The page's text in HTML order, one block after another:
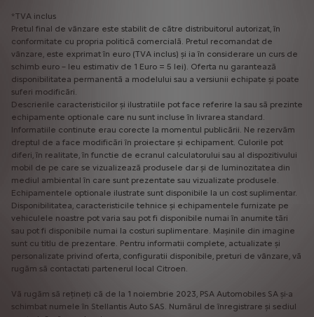
*TVA inclus
Pretul final de vânzare este stabilit de către distribuitorul autorizat, în
conformitate cu propria politică comercială. Pretul recomandat de
vânzare, este exprimat în euro (TVA inclus) și ia în considerare un curs de
schimb euro – leu estimativ de 1 Euro = 5 lei). Oferta nu garantează
disponibilitatea permanentă a modelului sau a versiunii echipate și poate
suferi modificări.
Descrierile caracteristicilor și ilustratiile pot face referire la sau să prezinte
echipamente optionale care nu sunt incluse în livrarea standard.
Informatiile continute erau corecte la momentul publicării. Ne rezervăm
dreptul de a face modificări în proiectare și echipament. Culorile pot
diferi, în realitate, în functie de ecranul calculatorului sau al dispozitivului
mobil de pe care se vizualizează produsele dar și de luminozitatea din
mediul ambiental în care sunt prezentate sau vizualizate produsele.
Echipamentele optionale ilustrate sunt disponibile la un cost suplimentar.
Disponibilitatea, caracteristicile tehnice și echipamentele furnizate pe
vehiculele noastre pot varia sau pot fi disponibile numai în anumite tări
sau pot fi disponibile numai la costuri suplimentare. Mașinile din imagine
sunt cu titlu de prezentare. Pentru informatii complete, actualizate și
personalizate privind oferta, configuratii disponibile, preturi de vânzare, vă
rugăm să contactati partenerul local Citroen.
Vă rugăm să rețineți că de la 1 noiembrie 2023, PSA Automobiles SA și-a
schimbat numele în Stellantis Auto SAS. Numărul de înregistrare și sediul